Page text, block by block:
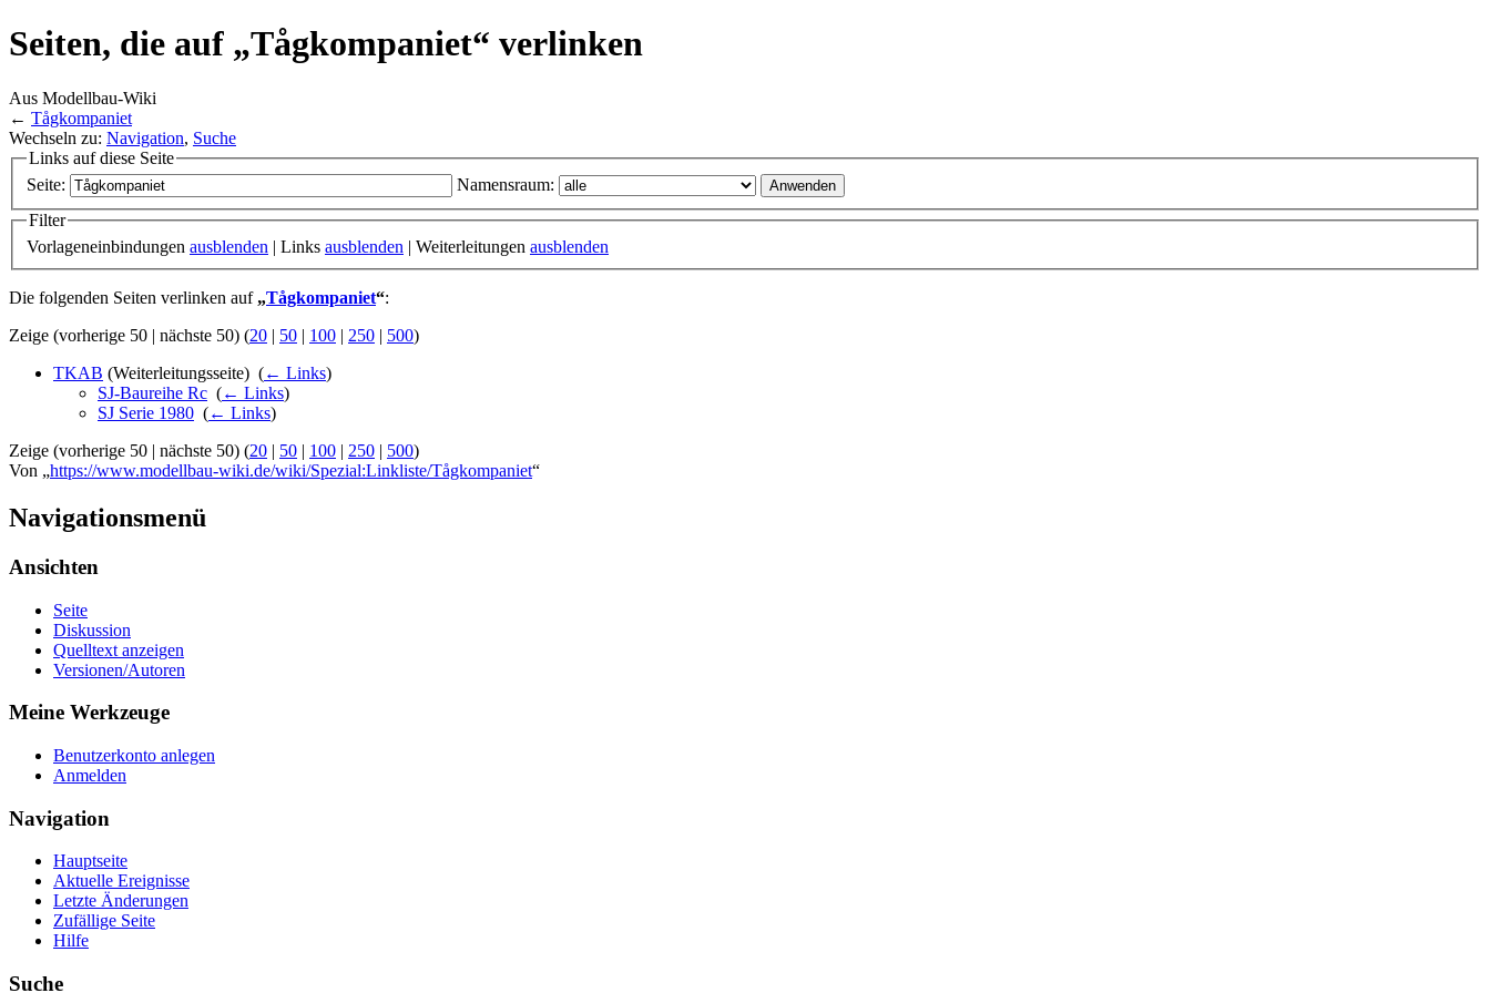
Seiten, die auf „Tågkompaniet“ verlinken
Aus Modellbau-Wiki
← Tågkompaniet
Wechseln zu: Navigation, Suche
Links auf diese Seite
Seite:
Namensraum:
Filter
Vorlageneinbindungen ausblenden | Links ausblenden | Weiterleitungen ausblenden
Die folgenden Seiten verlinken auf „Tågkompaniet“:
Zeige (vorherige 50 | nächste 50) (20 | 50 | 100 | 250 | 500)
TKAB (Weiterleitungsseite) ‎ (← Links)
SJ-Baureihe Rc (← Links)
SJ Serie 1980 (← Links)
Zeige (vorherige 50 | nächste 50) (20 | 50 | 100 | 250 | 500)
Von „https://www.modellbau-wiki.de/wiki/Spezial:Linkliste/Tågkompaniet“
Navigationsmenü
Ansichten
Seite
Diskussion
Quelltext anzeigen
Versionen/Autoren
Meine Werkzeuge
Benutzerkonto anlegen
Anmelden
Navigation
Hauptseite
Aktuelle Ereignisse
Letzte Änderungen
Zufällige Seite
Hilfe
Suche